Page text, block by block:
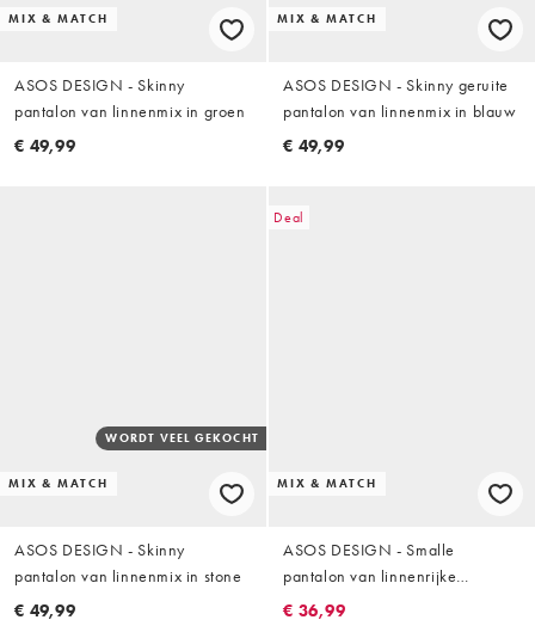
MIX & MATCH
ASOS DESIGN - Skinny
pantalon van linnenmix in groen
€ 49,99
MIX & MATCH
ASOS DESIGN - Skinny geruite
pantalon van linnenmix in blauw
€ 49,99
MIX & MATCH
WORDT VEEL GEKOCHT
ASOS DESIGN - Skinny
pantalon van linnenmix in stone
€ 49,99
Deal
MIX & MATCH
ASOS DESIGN - Smalle
pantalon van linnenrijke
keperstof in donkergroen
€ 36,99